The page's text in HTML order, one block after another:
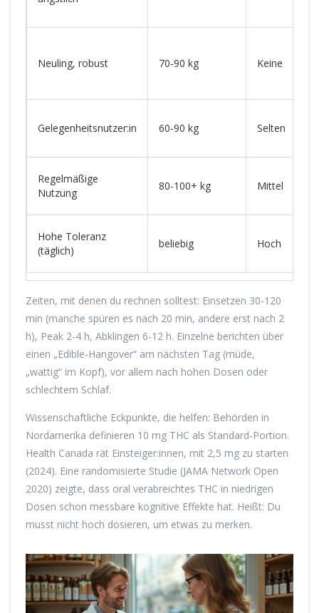
Neuling, robust 70-90 kg Keine
Gelegenheitsnutzer:in 60-90 kg Selten
Regelmäßige
Nutzung
80-100+ kg Mittel
Hohe Toleranz
(täglich)
beliebig Hoch
Zeiten, mit denen du rechnen solltest: Einsetzen 30-120
min (manche spüren es nach 20 min, andere erst nach 2
h), Peak 2-4 h, Abklingen 6-12 h. Einzelne berichten über
einen „Edible-Hangover“ am nächsten Tag (müde,
„wattig“ im Kopf), vor allem nach hohen Dosen oder
schlechtem Schlaf.
Wissenschaftliche Eckpunkte, die helfen: Behörden in
Nordamerika definieren 10 mg THC als Standard-Portion.
Health Canada rät Einsteiger:innen, mit 2,5 mg zu starten
(2024). Eine randomisierte Studie (JAMA Network Open
2020) zeigte, dass oral verabreichtes THC in niedrigen
Dosen schon messbare kognitive Effekte hat. Heißt: Du
musst nicht hoch dosieren, um etwas zu merken.